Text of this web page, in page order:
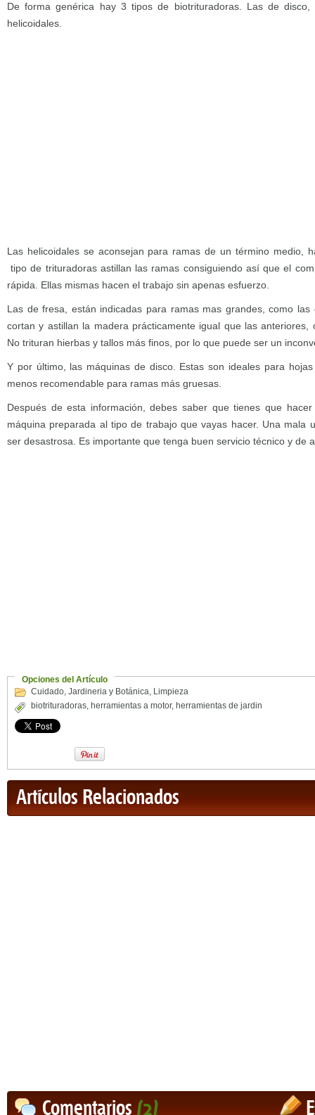
De forma genérica hay 3 tipos de biotrituradoras. Las de
helicoidales.
Las helicoidales se aconsejan para ramas de un término medio,
tipo de trituradoras astillan las ramas consiguiendo así que el
rápida. Ellas mismas hacen el trabajo sin apenas esfuerzo.
Las de fresa, están indicadas para ramas mas grandes, como
cortan y astillan la madera prácticamente igual que las anteriores,
No trituran hierbas y tallos más finos, por lo que puede ser un
Y por último, las máquinas de disco. Estas son ideales para
menos recomendable para ramas más gruesas.
Después de esta información, debes saber que tienes que
máquina preparada al tipo de trabajo que vayas hacer. Una mala
ser desastrosa. Es importante que tenga buen servicio técnico y de
Opciones del Artículo
Cuidado, Jardineria y Botánica, Limpieza
biotrituradoras, herramientas a motor, herramientas de jardin
Artículos Relacionados
Comentarios(2)